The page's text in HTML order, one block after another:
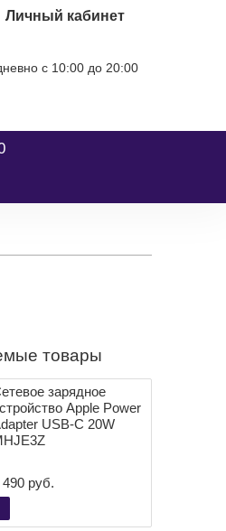
Личный кабинет
с 10:00 до 20:00
товары
зарядное
Apple Power
USB-C 20W
490 руб.